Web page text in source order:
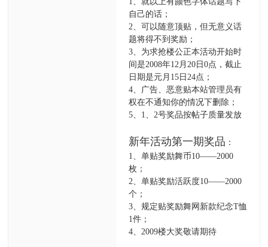
自己的话；
2、可以随意顶贴，但无意义话
题将得不到奖励；
3、为求抢楼公正本活动开始时
间是2008年12月20日0点，截止
日期是元月15日24点；
4、广告、恶意贴本站管理员有
权在不通知你的情况下删除；
5、1、2号奖品按帖子质量发放
新年活动第一期奖品 ：
1、单贴奖励舞币10——2000
枚；
2、单贴奖励活跃度10——2000
个；
3、规定贴奖励舞网新款纪念T恤
1件；
4、2009楼大奖敬请期待